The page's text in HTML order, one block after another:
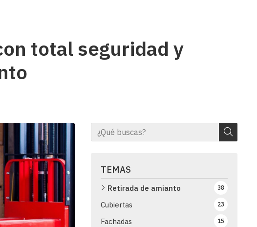
total seguridad y
TEMAS
Retirada de amianto 38
Cubiertas 23
Fachadas 15